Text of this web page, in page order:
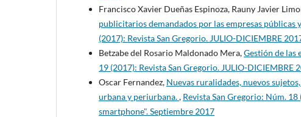
Francisco Xavier Dueñas Espinoza, Rauny Javier
publicitarios demandados por las empresas públicas
(2017): Revista San Gregorio. JULIO-DICIEMBRE
Betzabe del Rosario Maldonado Mera,Gestión de las
19 (2017): Revista San Gregorio. JULIO-DICIEMBRE
Oscar Fernandez, Nuevas ruralidades, nuevos
urbana y periurbana., Revista San Gregorio: Núm.
smartphone". Septiembre 2017